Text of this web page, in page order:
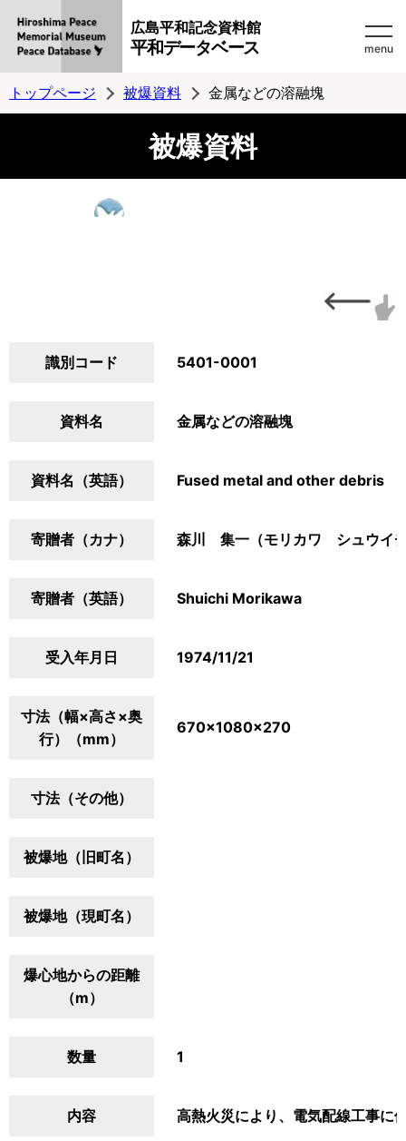
広島平和記念資料館
平和データベース menu
トップページ 被爆資料 金属などの溶融塊
被爆資料
識別コード 5401-0001
資料名 金属などの溶融塊
資料名（英語） Fused metal and other debris
寄贈者（カナ） 森川 集一（モリカワ シュウイ
寄贈者（英語） Shuichi Morikawa
受入年月日 1974/11/21
寸法（幅×高さ×奥
行）（mm）
670×1080×270
寸法（その他）
被爆地（旧町名）
被爆地（現町名）
爆心地からの距離
（m）
数量 1
内容 高熱火災により、電気配線工事に